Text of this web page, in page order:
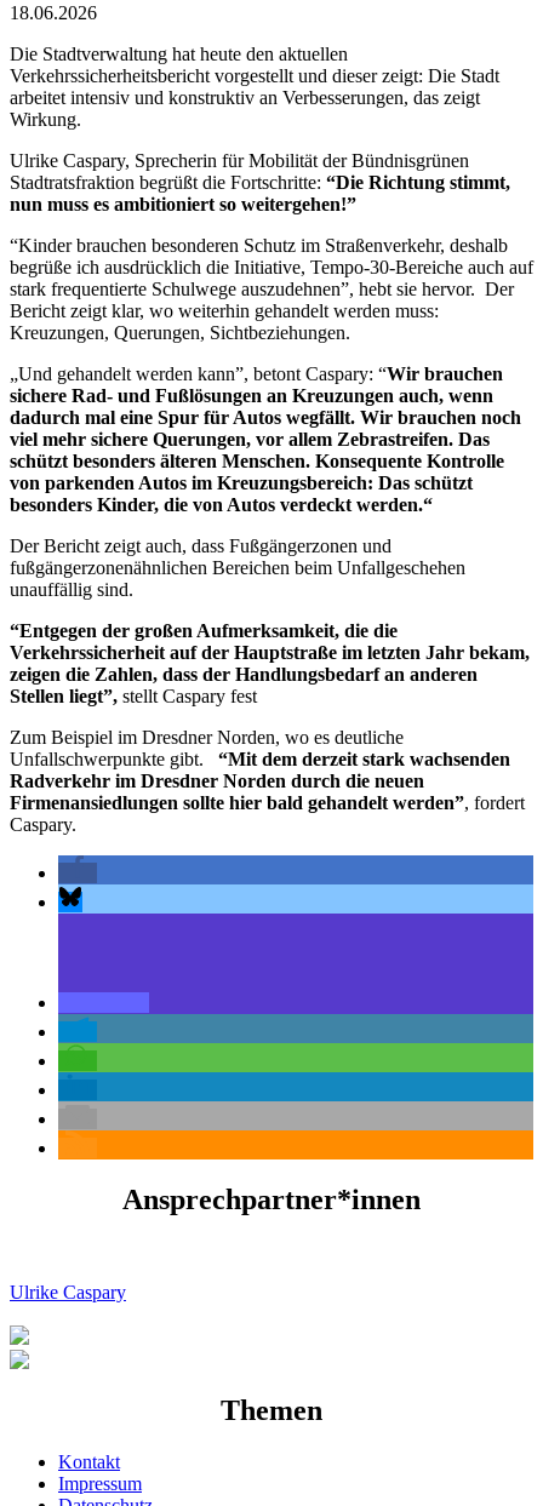
18.06.2026
Die Stadtverwaltung hat heute den aktuellen
Verkehrssicherheitsbericht vorgestellt und dieser zeigt: Die Stadt
arbeitet intensiv und konstruktiv an Verbesserungen, das zeigt
Wirkung.
Ulrike Caspary, Sprecherin für Mobilität der Bündnisgrünen
Stadtratsfraktion begrüßt die Fortschritte: “Die Richtung stimmt,
nun muss es ambitioniert so weitergehen!”
“Kinder brauchen besonderen Schutz im Straßenverkehr, deshalb
begrüße ich ausdrücklich die Initiative, Tempo-30-Bereiche auch auf
stark frequentierte Schulwege auszudehnen”, hebt sie hervor. Der
Bericht zeigt klar, wo weiterhin gehandelt werden muss:
Kreuzungen, Querungen, Sichtbeziehungen.
„Und gehandelt werden kann”, betont Caspary: “Wir brauchen
sichere Rad- und Fußlösungen an Kreuzungen auch, wenn
dadurch mal eine Spur für Autos wegfällt. Wir brauchen noch
viel mehr sichere Querungen, vor allem Zebrastreifen. Das
schützt besonders älteren Menschen. Konsequente Kontrolle
von parkenden Autos im Kreuzungsbereich: Das schützt
besonders Kinder, die von Autos verdeckt werden.“
Der Bericht zeigt auch, dass Fußgängerzonen und
fußgängerzonenähnlichen Bereichen beim Unfallgeschehen
unauffällig sind.
“Entgegen der großen Aufmerksamkeit, die die
Verkehrssicherheit auf der Hauptstraße im letzten Jahr bekam,
zeigen die Zahlen, dass der Handlungsbedarf an anderen
Stellen liegt”, stellt Caspary fest
Zum Beispiel im Dresdner Norden, wo es deutliche
Unfallschwerpunkte gibt. “Mit dem derzeit stark wachsenden
Radverkehr im Dresdner Norden durch die neuen
Firmenansiedlungen sollte hier bald gehandelt werden”, fordert
Caspary.
Ansprechpartner*innen
Ulrike Caspary
Themen
Kontakt
Impressum